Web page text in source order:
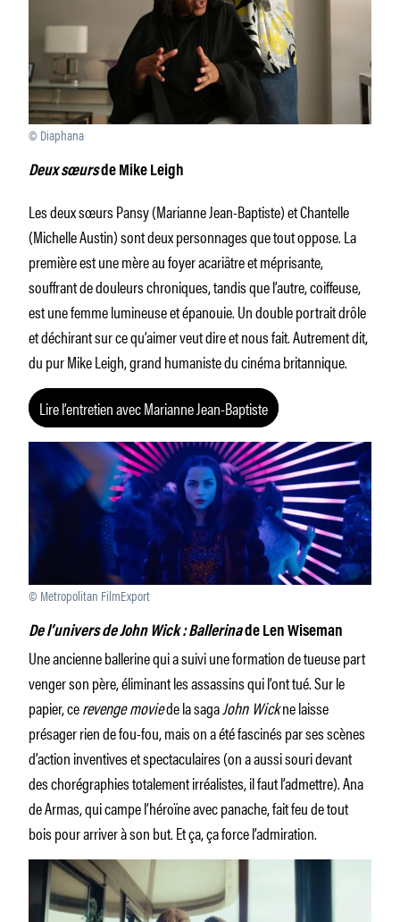
© Diaphana
Deux sœursde Mike Leigh
Les deux sœurs Pansy (Marianne Jean-Baptiste) et Chantelle
(Michelle Austin) sont deux personnages que tout oppose. La
première est une mère au foyer acariâtre et méprisante,
souffrant de douleurs chroniques, tandis que l’autre, coiffeuse,
est une femme lumineuse et épanouie. Un double portrait drôle
et déchirant sur ce qu’aimer veut dire et nous fait. Autrement dit,
du pur Mike Leigh, grand humaniste du cinéma britannique.
Lire l’entretien avec Marianne Jean-Baptiste
© Metropolitan FilmExport
De l’univers de John Wick : Ballerinade Len Wiseman
Une ancienne ballerine qui a suivi une formation de tueuse part
venger son père, éliminant les assassins qui l’ont tué. Sur le
papier, cerevenge moviede la sagaJohn Wickne laisse
présager rien de fou-fou, mais on a été fascinés par ses scènes
d’action inventives et spectaculaires (on a aussi souri devant
des chorégraphies totalement irréalistes, il faut l’admettre). Ana
de Armas, qui campe l’héroïne avec panache, fait feu de tout
bois pour arriver à son but. Et ça, ça force l’admiration.